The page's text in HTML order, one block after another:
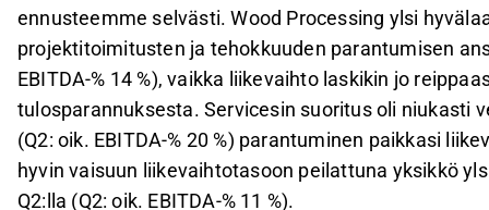
ennusteemme selvästi. Wood Processing ylsi
projektitoimitusten ja tehokkuuden parantumisen
EBITDA-% 14 %), vaikka liikevaihto laskikin jo
tulosparannuksesta. Servicesin suoritus oli niukasti
(Q2: oik. EBITDA-% 20 %) parantuminen paikkasi
hyvin vaisuun liikevaihtotasoon peilattuna yksikkö
Q2:lla (Q2: oik. EBITDA-% 11 %).